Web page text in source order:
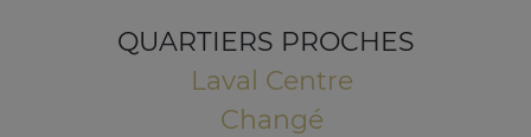
QUARTIERS PROCHES
Laval Centre
Changé